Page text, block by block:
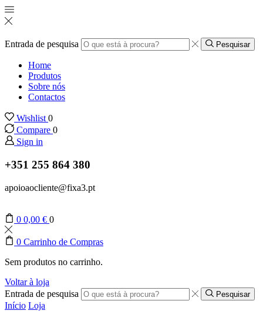
Entrada de pesquisa Pesquisar
Home
Produtos
Sobre nós
Contactos
Wishlist 0
Compare 0
Sign in
+351 255 864 380
apoioaocliente@fixa3.pt
0 0,00 € 0
0 Carrinho de Compras
Sem produtos no carrinho.
Voltar à loja
Entrada de pesquisa
Pesquisar
Início Loja